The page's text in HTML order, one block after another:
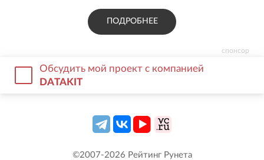
спонсор
ПОДРОБНЕЕ
Обсудить мой проект с компанией
DATAKIT
©2007-2026 Рейтинг Рунета